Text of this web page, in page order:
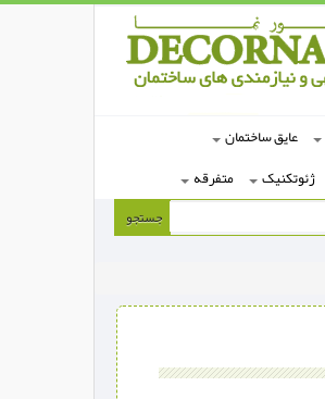
عایق ساختمان
ژئوتکنیک متفرقه
جستجو